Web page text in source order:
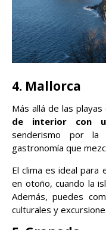
4. Mallorca
Más allá de las playas
de interior con
senderismo por la
gastronomía que
El clima es ideal para
en otoño, cuando la
Además, puedes
culturales y